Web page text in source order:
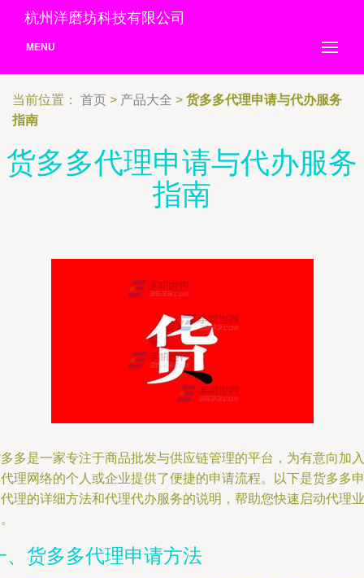
杭州洋磨坊科技有限公司
MENU
当前位置： 首页 > 产品大全 > 货多多代理申请与代办服务
指南
货多多代理申请与代办服务
指南
多是一家专注于商品批发与供应链管理的平台，为有意向加入
理网络的个人或企业提供了便捷的申请流程。以下是货多多申
理的详细方法和代理代办服务的说明，帮助您快速启动代理业
、货多多代理申请方法